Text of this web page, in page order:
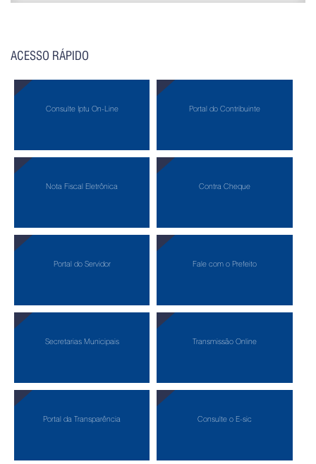
ACESSO RÁPIDO
Consulte Iptu On-Line Portal do Contribuinte
Nota Fiscal Eletrônica Contra Cheque
Portal do Servidor Fale com o Prefeito
Secretarias Municipais Transmissão Online
Portal da Transparência Consulte o E-sic